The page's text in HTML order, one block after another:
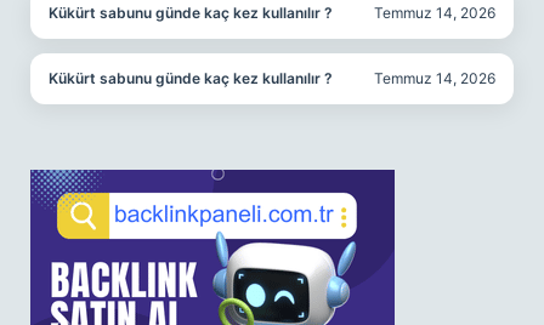
Kükürt sabunu günde kaç kez kullanılır ? Temmuz 14, 2026
Kükürt sabunu günde kaç kez kullanılır ? Temmuz 14, 2026